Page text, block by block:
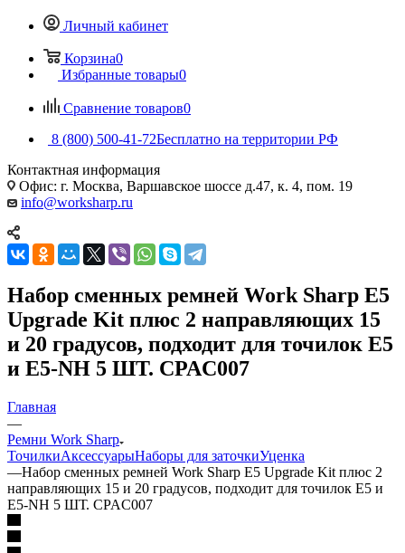
Личный кабинет
Корзина0
Избранные товары0
Сравнение товаров0
8 (800) 500-41-72Бесплатно на территории РФ
Контактная информация
Офис: г. Москва, Варшавское шоссе д.47, к. 4, пом. 19
info@worksharp.ru
Набор сменных ремней Work Sharp E5
Upgrade Kit плюс 2 направляющих 15
и 20 градусов, подходит для точилок E5
и E5-NH 5 ШТ. CPAC007
Главная
—
Ремни Work Sharp
ТочилкиАксессуарыНаборы для заточкиУценка
—Набор сменных ремней Work Sharp E5 Upgrade Kit плюс 2
направляющих 15 и 20 градусов, подходит для точилок E5 и
E5-NH 5 ШТ. CPAC007